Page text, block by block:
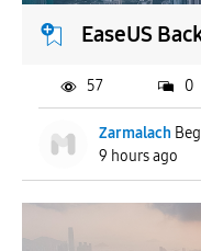
EaseUS
Zarmalach
9 hours ago
57 0